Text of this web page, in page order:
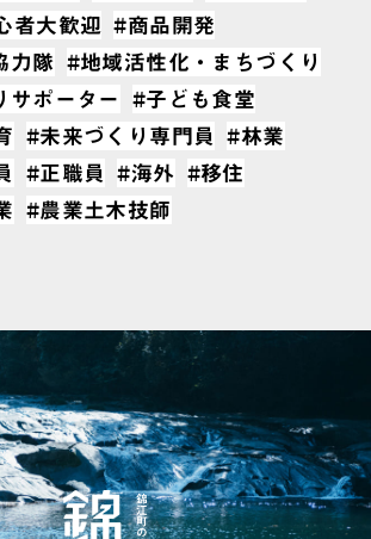
者大歓迎
#商品開発
力隊
#地域活性化・まちづくり
サポーター
#子ども食堂
#未来づくり専門員
#林業
#正職員 #海外
#移住
#農業土木技師